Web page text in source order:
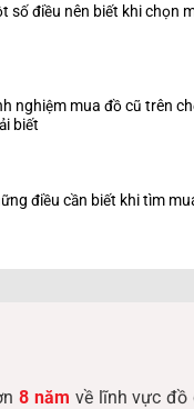
số điều nên biết khi chọn
nghiệm mua đồ cũ trên
biết
điều cần biết khi tìm
8 năm về lĩnh vực đồ